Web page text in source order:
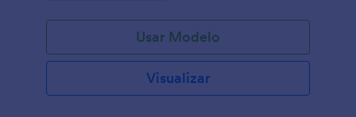
Usar Modelo
Visualizar